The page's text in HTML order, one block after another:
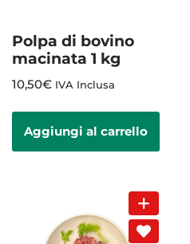
Polpa di bovino
macinata 1 kg
10,50€ IVA Inclusa
Aggiungi al carrello